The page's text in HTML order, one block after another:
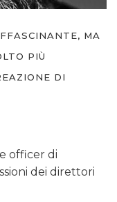
MA
PIÙ
DI
officer di
dei direttori